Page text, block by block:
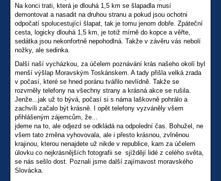
Na konci trati, která je dlouhá 1,5 km se šlapadla musí
demontovat a nasadit na druhou stranu a pokud jsou ochotni
odpočatí spolucestující šlapat, tak je tomu jenom dobře. Zpáteční
cesta, logicky dlouhá 1,5 km, je totiž mírně do kopce a věřte,
sedátka jsou nekonfortně nepohodlná. Takže v závěru vás nebolí
nožky, ale sedinka.
Další naší vycházkou, za účelem poznávání krás našeho okolí byl
menší výšlap Moravským Toskánskem. A tady přišla velká zrada
v počasí, které se hned poránu tvářilo nevlídně. Takže se
rozvrněly telefony na všechny strany a krásná akce se rušila.
Jenže...jak už to bývá, počasí si s náma laškovně pohrálo a
zachvíli začalo být krásně. I opět telefony vyzváněly všem
přihlášeným zájemcům, že...
jdeme na to, ale odjezd se odkládá na odpolední čas. Bohužel, ne
všem tato změna vyhovovala, ale i přesto krásnou, zvlněnou
krajinou, kterou nenajdete už nikde v republice, kam za účelem
úlovku co nejkrásnějších fotografii se sjíždějí lidé z celého světa,
se nás sešlo dost. Poznali jsme další zajímavost moravského
Slovácka.